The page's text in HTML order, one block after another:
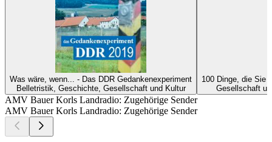
Was wäre, wenn... - Das DDR Gedankenexperiment
Belletristik, Geschichte, Gesellschaft und Kultur
100 Dinge, die Sie
Gesellschaft
AMV Bauer Korls Landradio: Zugehörige Sender
AMV Bauer Korls Landradio: Zugehörige Sender